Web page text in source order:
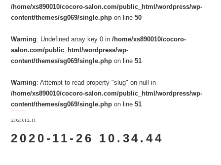
/home/xs890010/cocoro-salon.com/public_html/wordpress/wp-
content/themes/sg069/single.php on line50
Warning: Undefined array key 0 in/home/xs890010/cocoro-
salon.com/public_html/wordpress/wp-
content/themes/sg069/single.php on line51
Warning: Attempt to read property "slug" on null in
/home/xs890010/cocoro-salon.com/public_html/wordpress/wp-
content/themes/sg069/single.php on line51
2020.12.11
2020-11-26 10.34.44